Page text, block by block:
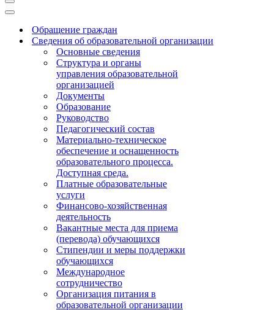
Меню
навигации
Меню
навигацииОбращение граждан
Сведения об образовательной организации
Основные сведения
Структура и органы
управления образовательной
организацией
Документы
Образование
Руководство
Педагогический состав
Материально-техническое
обеспечение и оснащенность
образовательного процесса.
Доступная среда.
Платные образовательные
услуги
Финансово-хозяйственная
деятельность
Вакантные места для приема
(перевода) обучающихся
Стипендии и меры поддержки
обучающихся
Международное
сотрудничество
Организация питания в
образовательной организации